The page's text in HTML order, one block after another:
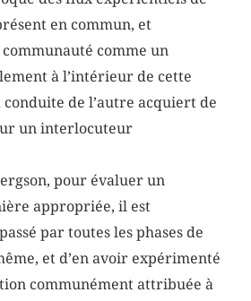
en commun, et
comme un
à l’intérieur de cette
de l’autre acquiert de
un interlocuteur
pour évaluer un
appropriée, il est
par toutes les phases de
et d’en avoir expérimenté
communément attribuée à